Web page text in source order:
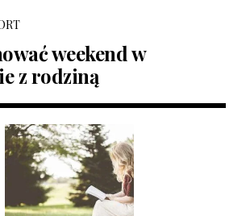
weekend w
z rodziną